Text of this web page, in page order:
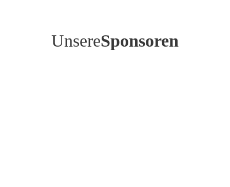
UnsereSponsoren